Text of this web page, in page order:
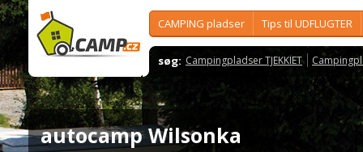
CAMPING pladser Tips til UDFLUGTER
søg: Campingpladser TJEKKIET
autocamp Wilsonka